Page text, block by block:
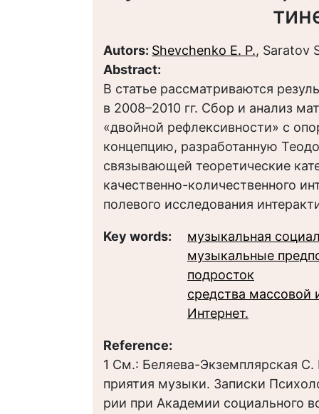
Autors: Shevchenko E. P., Saratov
Abstract:
В статье рассматриваются
в 2008–2010 гг. Сбор и анализ
«двойной рефлексивности» с
концепцию, разработанную
связывающей теоретические
качественно-количественного
полевого исследования
Key words:
музыкальная
музыкальные
подросток
средства массовой
Интернет.
Reference:
1 См.: Беляева-Экземплярская
приятия музыки. Записки
рии при Академии социального